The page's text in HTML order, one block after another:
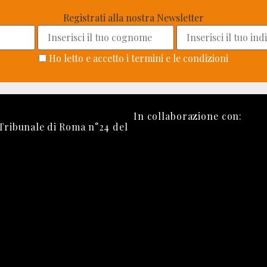
Registrati alla nostra Newsletter
Ho letto e accetto i termini e le condizioni
di Roma n°24 del
In collaborazione con: